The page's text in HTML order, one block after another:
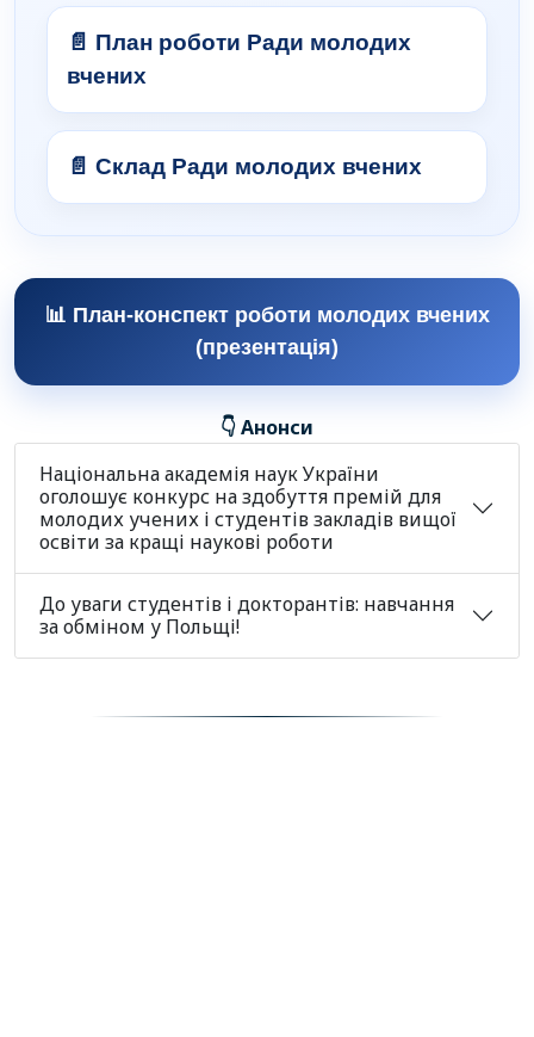
📄 План роботи Ради молодих
вчених
📄 Склад Ради молодих вчених
📊 План-конспект роботи молодих вчених
(презентація)
👇 Анонси
Національна академія наук України
оголошує конкурс на здобуття премій для
молодих учених і студентів закладів вищої
освіти за кращі наукові роботи
До уваги студентів і докторантів: навчання
за обміном у Польщі!